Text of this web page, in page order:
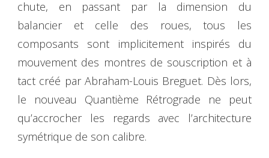
chute, en passant par la dimension du
balancier et celle des roues, tous les
composants sont implicitement inspirés du
mouvement des montres de souscription et à
tact créé par Abraham-Louis Breguet. Dès lors,
le nouveau Quantième Rétrograde ne peut
qu’accrocher les regards avec l’architecture
symétrique de son calibre.